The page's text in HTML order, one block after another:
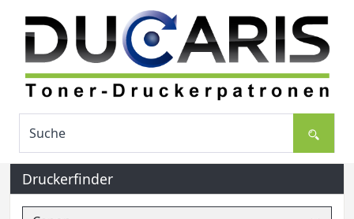
Druckerfinder